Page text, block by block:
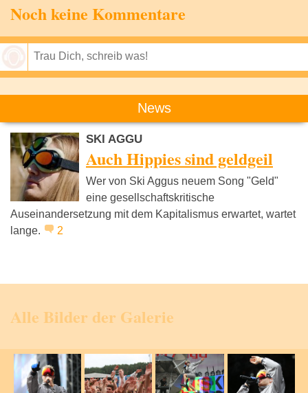
Noch keine Kommentare
News
SKI AGGU
Auch Hippies sind geldgeil
Wer von Ski Aggus neuem Song "Geld"
eine gesellschaftskritische
Auseinandersetzung mit dem Kapitalismus erwartet, wartet
lange.
2
Alle Bilder der Galerie